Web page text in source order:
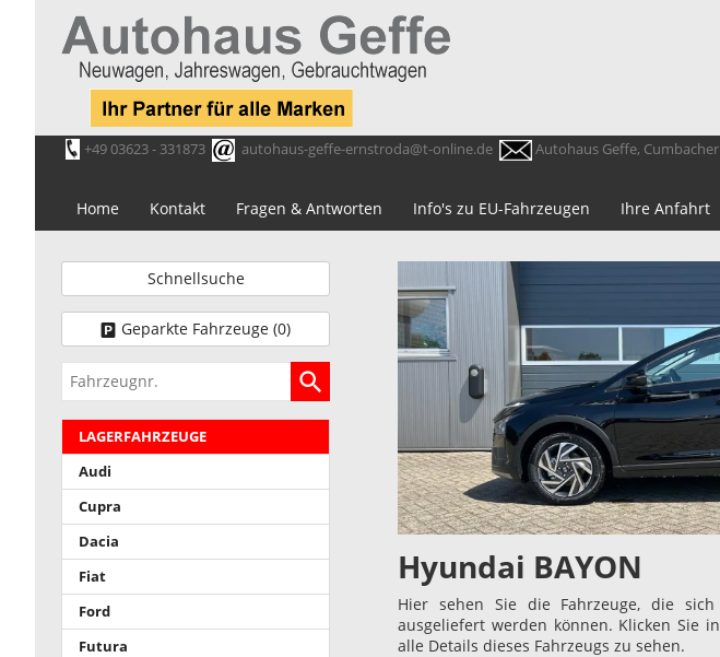
+49 03623 - 331873 autohaus-geffe-ernstroda@t-online.de Autohaus Geffe,
Home Kontakt Fragen & Antworten Info's zu EU-Fahrzeugen Ihre Anfahrt
Hyundai BAYON
Hier sehen Sie die Fahrzeuge, die
ausgeliefert werden können. Klicken Sie
alle Details dieses Fahrzeugs zu sehen.
Schnellsuche
Geparkte Fahrzeuge (0)
Fahrzeugnr.
LAGERFAHRZEUGE
Audi
Cupra
Dacia
Fiat
Ford
Futura